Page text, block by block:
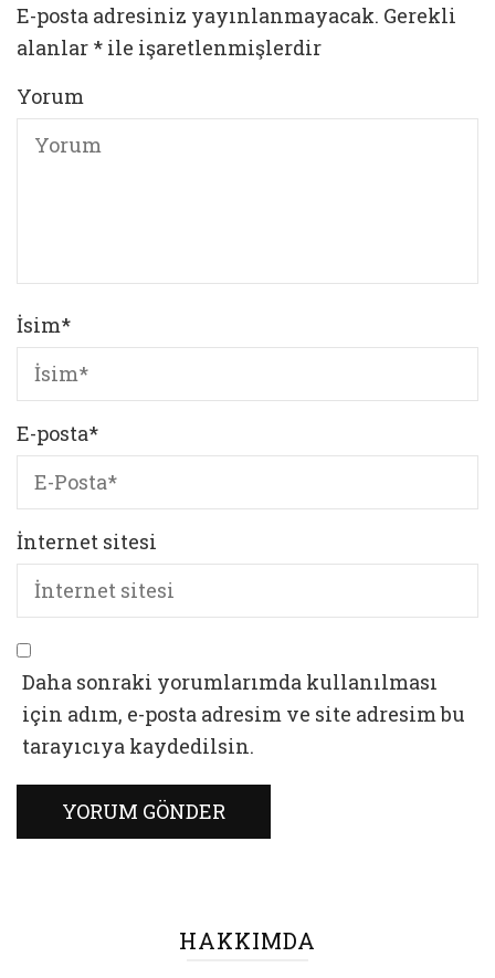
E-posta adresiniz yayınlanmayacak. Gerekli
alanlar * ile işaretlenmişlerdir
Yorum
İsim*
E-posta*
İnternet sitesi
Daha sonraki yorumlarımda kullanılması
için adım, e-posta adresim ve site adresim bu
tarayıcıya kaydedilsin.
HAKKIMDA